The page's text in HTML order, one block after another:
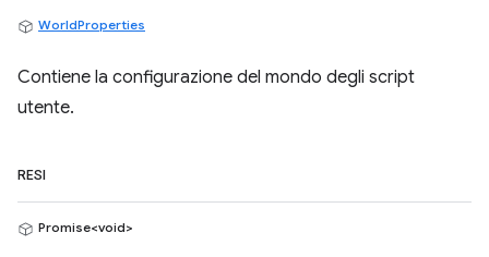
WorldProperties
Contiene la configurazione del mondo degli script
utente.
RESI
Promise<void>